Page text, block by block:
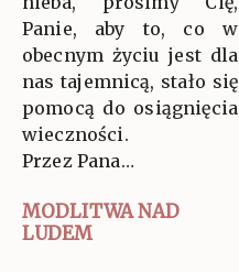
Panie, aby to, co w
obecnym życiu jest dla
nas tajemnicą, stało się
pomocą do osiągnięcia
wieczności.
Przez Pana…
MODLITWA NAD
LUDEM